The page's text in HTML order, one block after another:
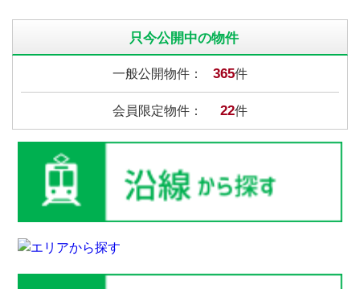
只今公開中の物件
一般公開物件： 365件
会員限定物件： 22件